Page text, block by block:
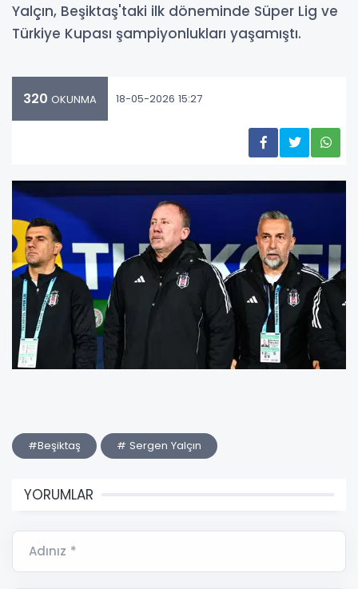
Yalçın, Beşiktaş'taki ilk döneminde Süper Lig ve
Türkiye Kupası şampiyonlukları yaşamıştı.
320 OKUNMA 18-05-2026 15:27
#Beşiktaş # Sergen Yalçın
YORUMLAR
Adınız *